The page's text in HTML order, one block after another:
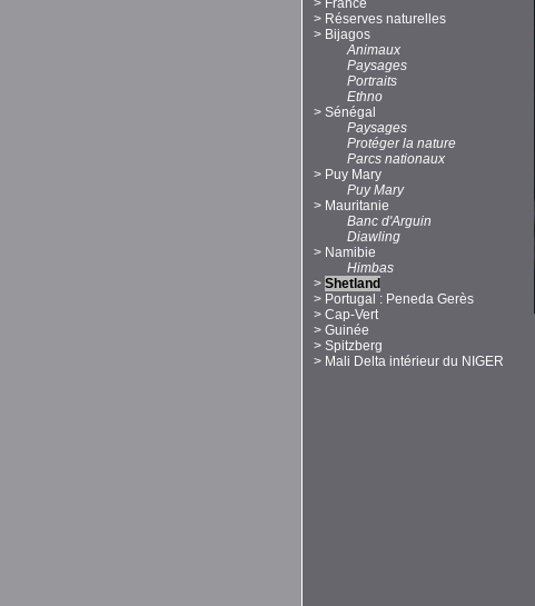
> France
> Réserves naturelles
> Bijagos
Animaux
Paysages
Portraits
Ethno
> Sénégal
Paysages
Protéger la nature
Parcs nationaux
> Puy Mary
Puy Mary
> Mauritanie
Banc d'Arguin
Diawling
> Namibie
Himbas
> Shetland
> Portugal : Peneda Gerès
> Cap-Vert
> Guinée
> Spitzberg
> Mali Delta intérieur du NIGER